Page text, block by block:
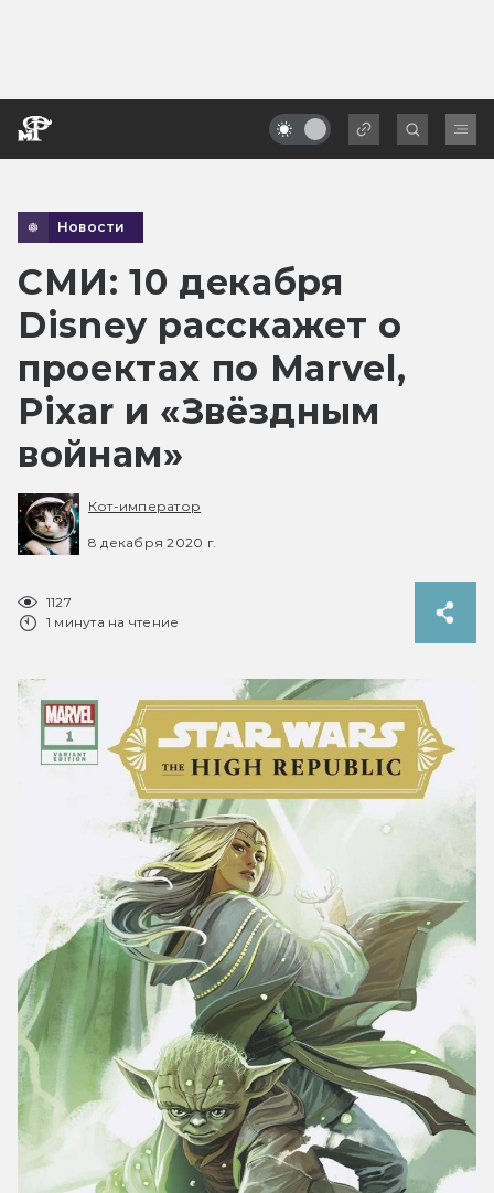
Новости
СМИ: 10 декабря
Disney расскажет о
проектах по Marvel,
Pixar и «Звёздным
войнам»
Кот-император
8 декабря 2020 г.
1127
1 минута на чтение